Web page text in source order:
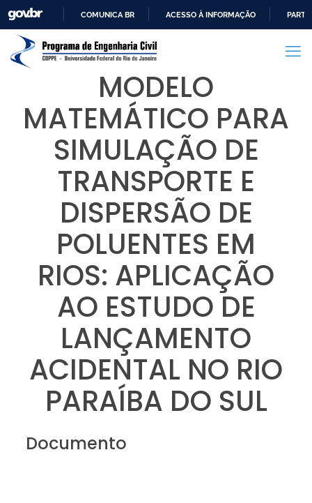
PARA
CONTEÚDO
COMUNICA BR ACESSO À INFORMAÇÃO
MODELO
MATEMÁTICO PARA
SIMULAÇÃO DE
TRANSPORTE E
DISPERSÃO DE
POLUENTES EM
RIOS: APLICAÇÃO
AO ESTUDO DE
LANÇAMENTO
ACIDENTAL NO RIO
PARAÍBA DO SUL
Documento